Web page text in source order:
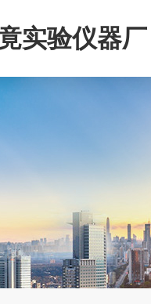
实验仪器厂